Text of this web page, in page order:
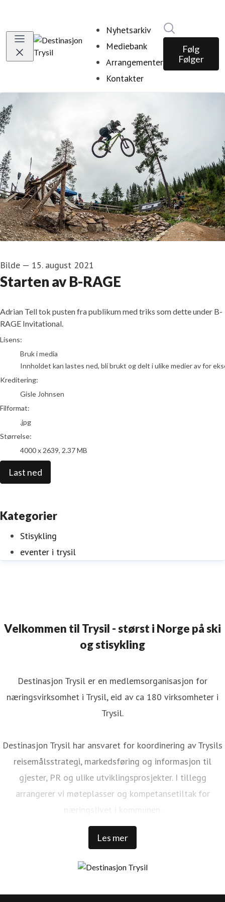
Nyhetsarkiv
Mediebank
Arrangementer
Kontakter
Følg
Følger
Bilde — 15. august 2021
Starten av B-RAGE
Adrian Tell tok pusten fra publikum med triks som dette under B-
RAGE Invitational.
Gisle Johnsen
Lisens:
Bruk i media
Innholdet kan lastes ned, bli brukt og delt i ulike medier av for
Kreditering:
Gisle Johnsen
Filformat:
.jpg
Størrelse:
4000 x 2639, 2.37 MB
Last ned
Kategorier
Stisykling
eventer i trysil
Velkommen til Trysil - størst i Norge på ski
og stisykling
Les mer
Destinasjon Trysil er en medlemsorganisasjon for
næringsvirksomhet i Trysil, eid av ca 180 virksomheter i
Trysil.
Destinasjon Trysil har ansvaret for koordinering av Trysils
reisemålsstrategi, markedsføring og informasjon til
gjester, PR og ulike utviklingsprosjekter. I tillegg
arrangerer vi møteplasser og kompetansetiltak for
næringslivet i kommunen.
Trysil er Norges største ski- og stisykkeldestinasjon. Vi har
Trysilfjellet, over 1 300 000 skidager, 456 millioner NOK i